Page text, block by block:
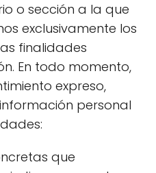
o sección a la que
exclusivamente los
finalidades
En todo momento,
expreso,
personal
que